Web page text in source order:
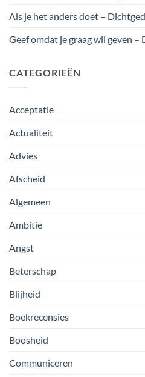
Als je het anders doet –
Geef omdat je graag wil geven
CATEGORIEËN
Acceptatie
Actualiteit
Advies
Afscheid
Algemeen
Ambitie
Angst
Beterschap
Blijheid
Boekrecensies
Boosheid
Communiceren